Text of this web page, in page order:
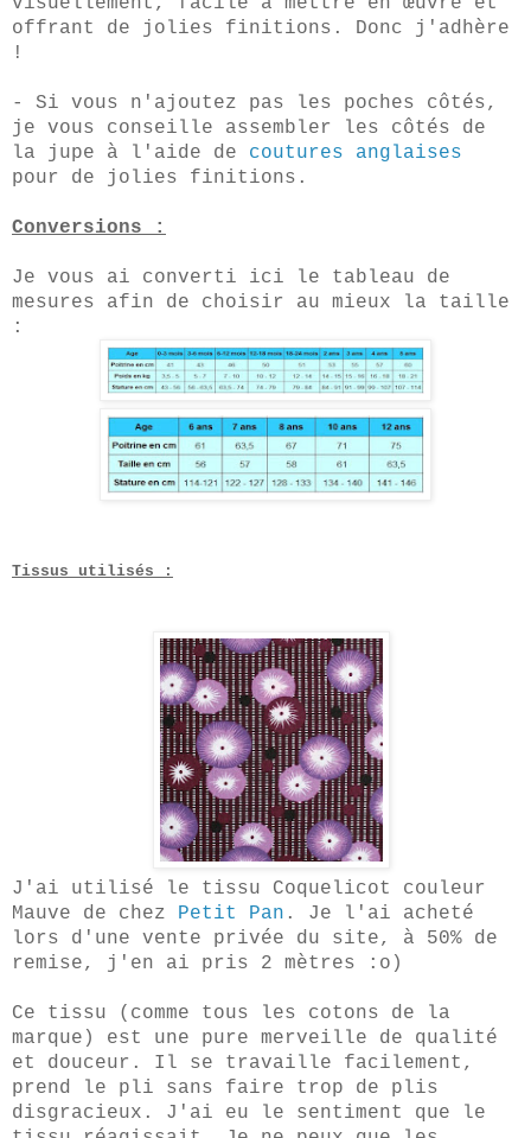
offrant de jolies finitions. Donc j' adhère
!
- Si vous n'ajoutez pas les poches côtés,
je vous conseille assembler les côtés de
la jupe à l'aide de coutures anglaises
pour de jolies finitions.
Conversions :
Je vous ai converti ici le tableau de
mesures afin de choisir au mieux la taille
:
Tissus utilisés :
J'ai utilisé le tissu Coquelicot couleur
Mauve de chez Petit Pan . Je l'ai acheté
lors d'une vente privée du site, à 50% de
remise, j'en ai pris 2 mètres :o)
Ce tissu (comme tous les cotons de la
marque) est une pure merveille de qualité
et
douceur. Il se travaille facilement,
prend le pli sans faire trop de plis
disgracieux. J'ai eu le sentiment que le